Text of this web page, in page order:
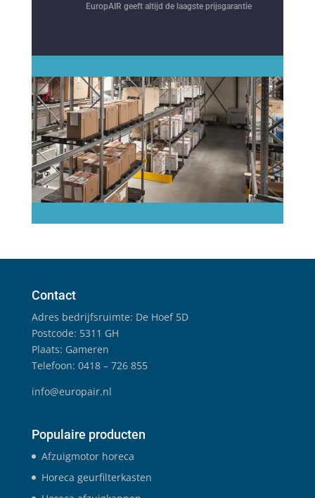
EuropAIR geeft altijd de laagste prijsgarantie
Contact
Adres bedrijfsruimte: De Hoef 5D
Postcode: 5311 GH
Plaats: Gameren
Telefoon: 0418 – 726 855
info@europair.nl
Populaire producten
Afzuigmotor horeca
Horeca geurfilterkasten